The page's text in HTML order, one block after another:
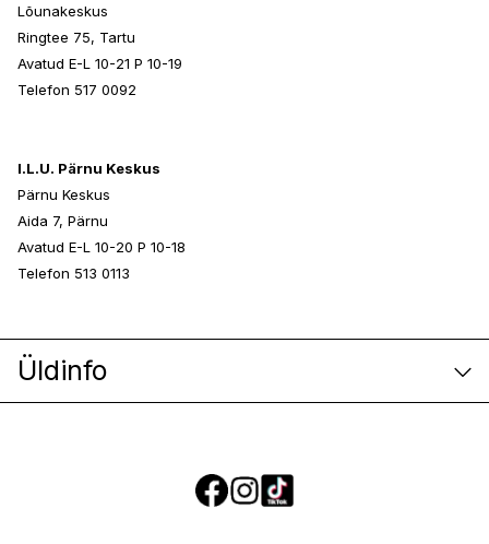
Lõunakeskus
Ringtee 75, Tartu
Avatud E-L 10-21 P 10-19
Telefon 517 0092
I.L.U. Pärnu Keskus
Pärnu Keskus
Aida 7, Pärnu
Avatud E-L 10-20 P 10-18
Telefon 513 0113
Üldinfo